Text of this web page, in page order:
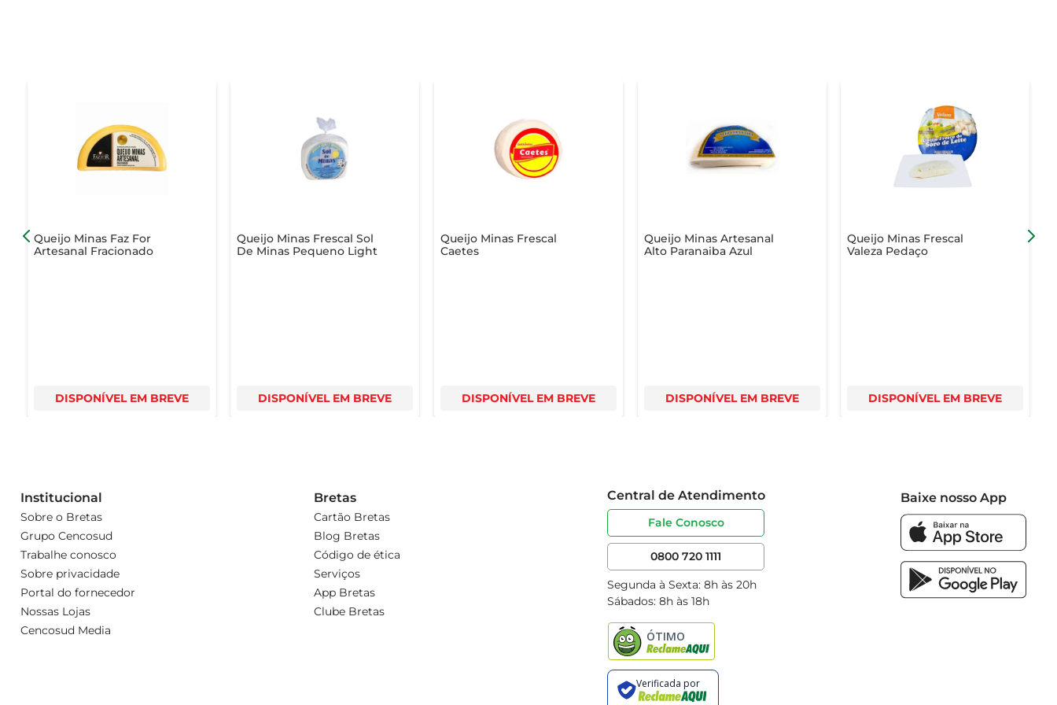
Queijo Minas Faz For
Artesanal Fracionado
DISPONÍVEL EM BREVE
Queijo Minas Frescal Sol
De Minas Pequeno Light
DISPONÍVEL EM BREVE
Queijo Minas Frescal
Caetes
DISPONÍVEL EM BREVE
Queijo Minas Artesanal
Alto Paranaiba Azul
DISPONÍVEL EM BREVE
Queijo Minas Frescal
Valeza Pedaço
DISPONÍVEL EM BREVE
Institucional
Sobre o Bretas
Grupo Cencosud
Trabalhe conosco
Sobre privacidade
Portal do fornecedor
Nossas Lojas
Cencosud Media
Bretas
Cartão Bretas
Blog Bretas
Código de ética
Serviços
App Bretas
Clube Bretas
Central de Atendimento
Fale Conosco
0800 720 1111
Segunda à Sexta: 8h às 20h
Sábados: 8h às 18h
Baixe nosso App